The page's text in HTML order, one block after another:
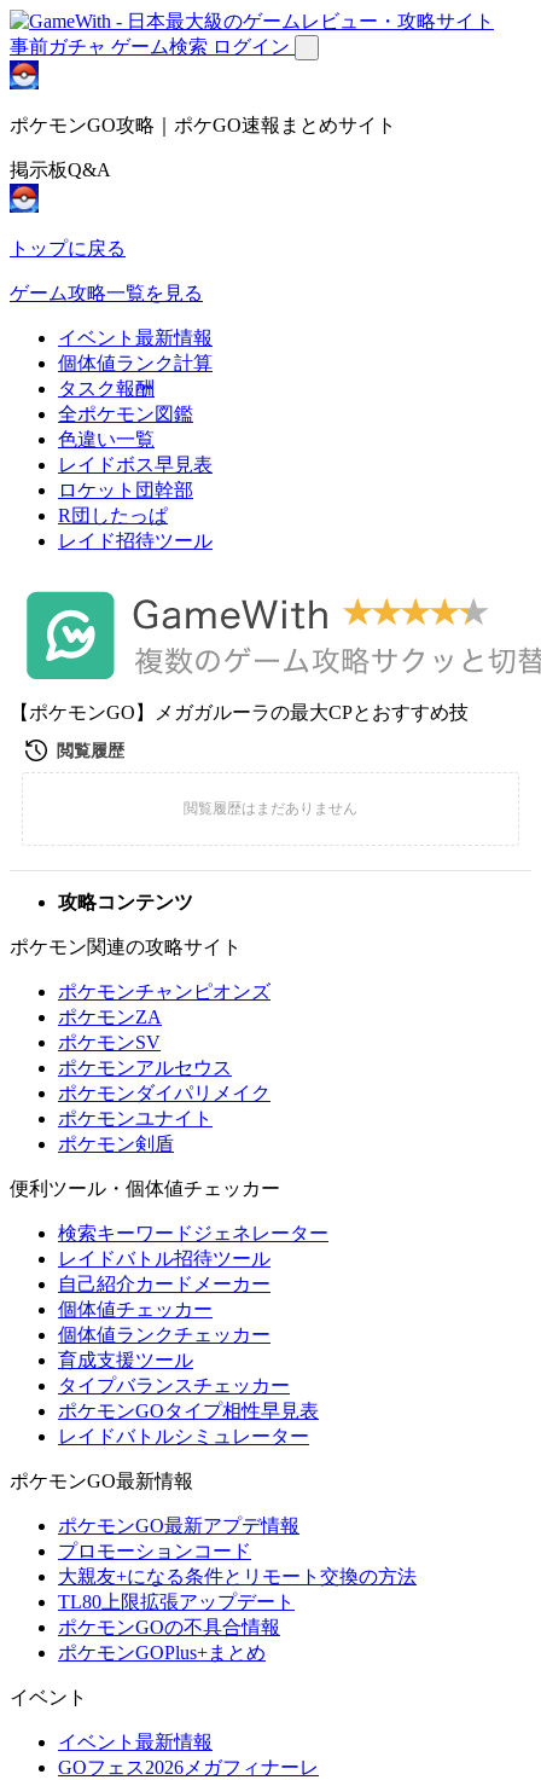
事前ガチャ ゲーム検索 ログイン
ポケモンGO攻略｜ポケGO速報まとめサイト
掲示板Q&A
トップに戻る
ゲーム攻略一覧を見る
イベント最新情報
個体値ランク計算
タスク報酬
全ポケモン図鑑
色違い一覧
レイドボス早見表
ロケット団幹部
R団したっぱ
レイド招待ツール
【ポケモンGO】メガガルーラの最大CPとおすすめ技
攻略コンテンツ
ポケモン関連の攻略サイト
ポケモンチャンピオンズ
ポケモンZA
ポケモンSV
ポケモンアルセウス
ポケモンダイパリメイク
ポケモンユナイト
ポケモン剣盾
便利ツール・個体値チェッカー
検索キーワードジェネレーター
レイドバトル招待ツール
自己紹介カードメーカー
個体値チェッカー
個体値ランクチェッカー
育成支援ツール
タイプバランスチェッカー
ポケモンGOタイプ相性早見表
レイドバトルシミュレーター
ポケモンGO最新情報
ポケモンGO最新アプデ情報
プロモーションコード
大親友+になる条件とリモート交換の方法
TL80上限拡張アップデート
ポケモンGOの不具合情報
ポケモンGOPlus+まとめ
イベント
イベント最新情報
GOフェス2026メガフィナーレ